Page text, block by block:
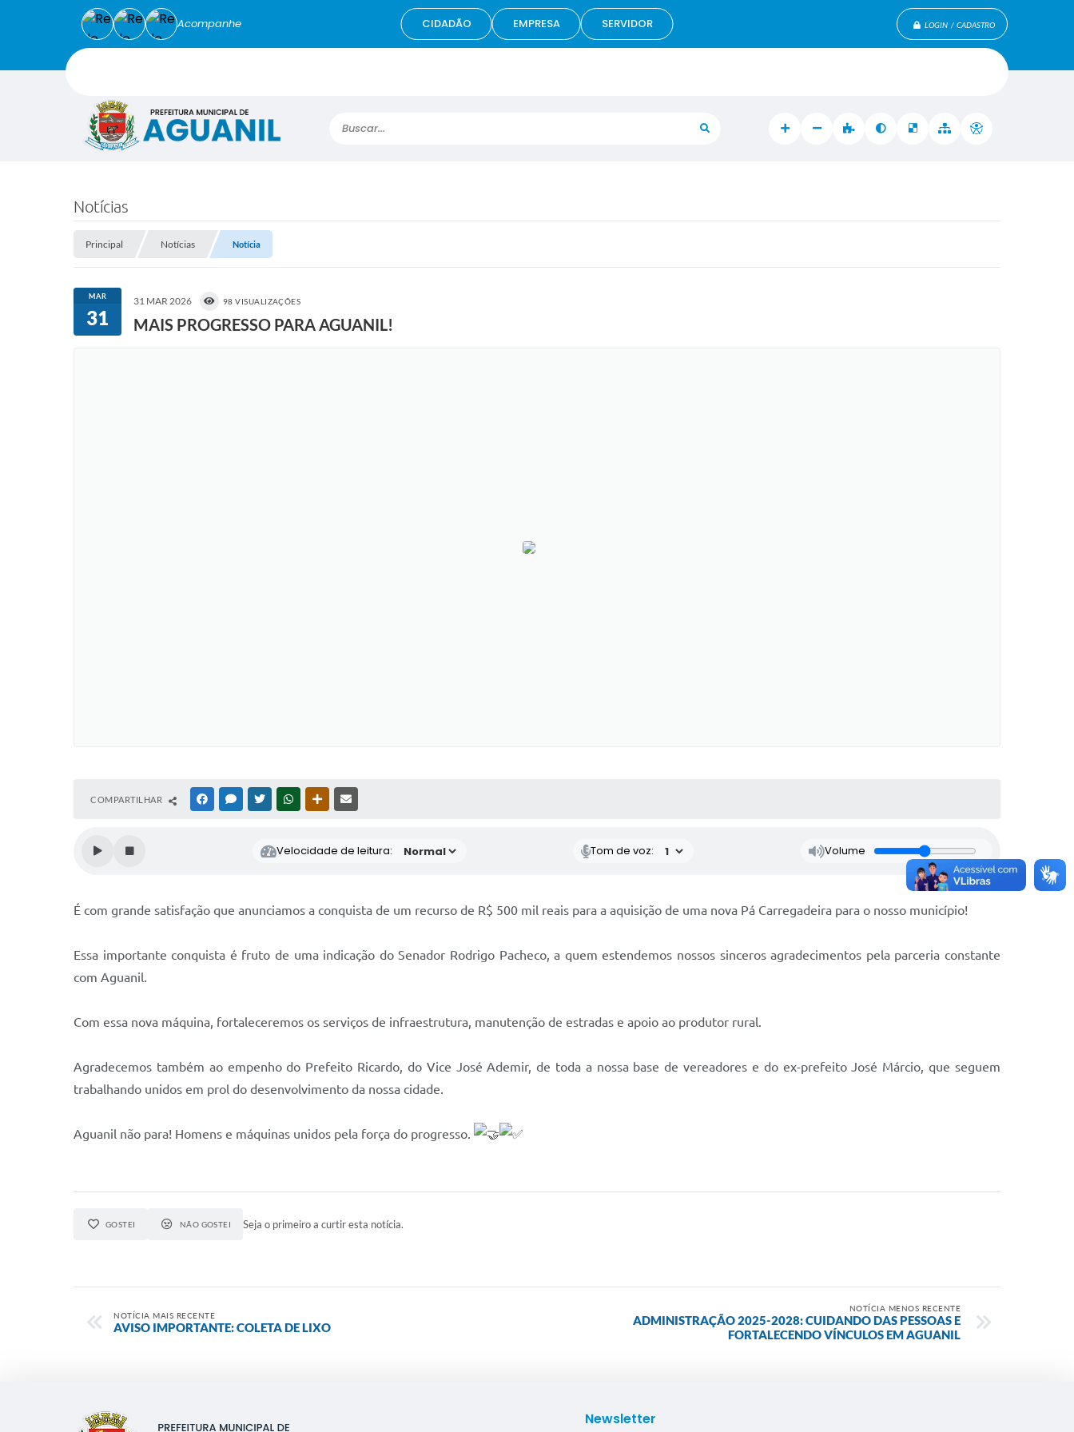
LOGIN / CADASTRO
Buscar...
Acompanhe CIDADÃO EMPRESA SERVIDOR
Notícias
Principal Notícias Notícia
MAR
31
31 MAR 2026 98 VISUALIZAÇÕES
MAIS PROGRESSO PARA AGUANIL!
COMPARTILHAR FACEBOOKMESSENGER
TWITTERWHATSAPPOUTRAS MÍDIAS
Velocidade de leitura: Tom de voz: Volume
É com grande satisfação que anunciamos a conquista de um recurso de R$ 500 mil reais para a aquisição de uma nova Pá Carregadeira para o nosso município!
Essa importante conquista é fruto de uma indicação do Senador Rodrigo Pacheco, a quem estendemos nossos sinceros agradecimentos pela parceria constante
com Aguanil.
Com essa nova máquina, fortaleceremos os serviços de infraestrutura, manutenção de estradas e apoio ao produtor rural.
Agradecemos também ao empenho do Prefeito Ricardo, do Vice José Ademir, de toda a nossa base de vereadores e do ex-prefeito José Márcio, que seguem
trabalhando unidos em prol do desenvolvimento da nossa cidade.
Aguanil não para! Homens e máquinas unidos pela força do progresso.
GOSTEI NÃO GOSTEI Seja o primeiro a curtir esta notícia.
NOTÍCIA MAIS RECENTE
AVISO IMPORTANTE: COLETA DE LIXO
NOTÍCIA MENOS RECENTE
ADMINISTRAÇÃO 2025-2028: CUIDANDO DAS PESSOAS E
FORTALECENDO VÍNCULOS EM AGUANIL
Newsletter